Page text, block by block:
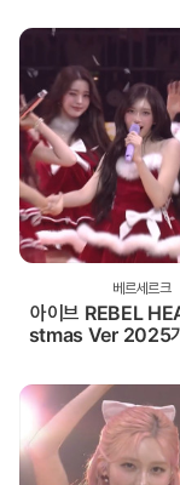
베르세르크
아이브 REBEL
stmas Ver 2025